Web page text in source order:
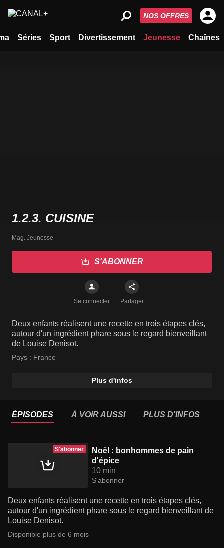
Séries Sport Divertissement Jeunesse Chaînes
NOS OFFRES
1.2.3. CUISINE
Mag. Jeunesse
S'ABONNER
Se connecter Partager
Deux enfants réalisent une recette en trois étapes clés,
autour d'un ingrédient phare sous le regard bienveillant
de Louise Denisot.
Pays : France
Plus d'infos
ÉPISODES À VOIR AUSSI PLUS D'INFOS
S'abonner
Noël : bonhommes de pain
d'épice
10 min
S'abonner
Deux enfants réalisent une recette en trois étapes clés,
autour d'un ingrédient phare sous le regard bienveillant de
Louise Denisot.
Disponible plus de 6 mois